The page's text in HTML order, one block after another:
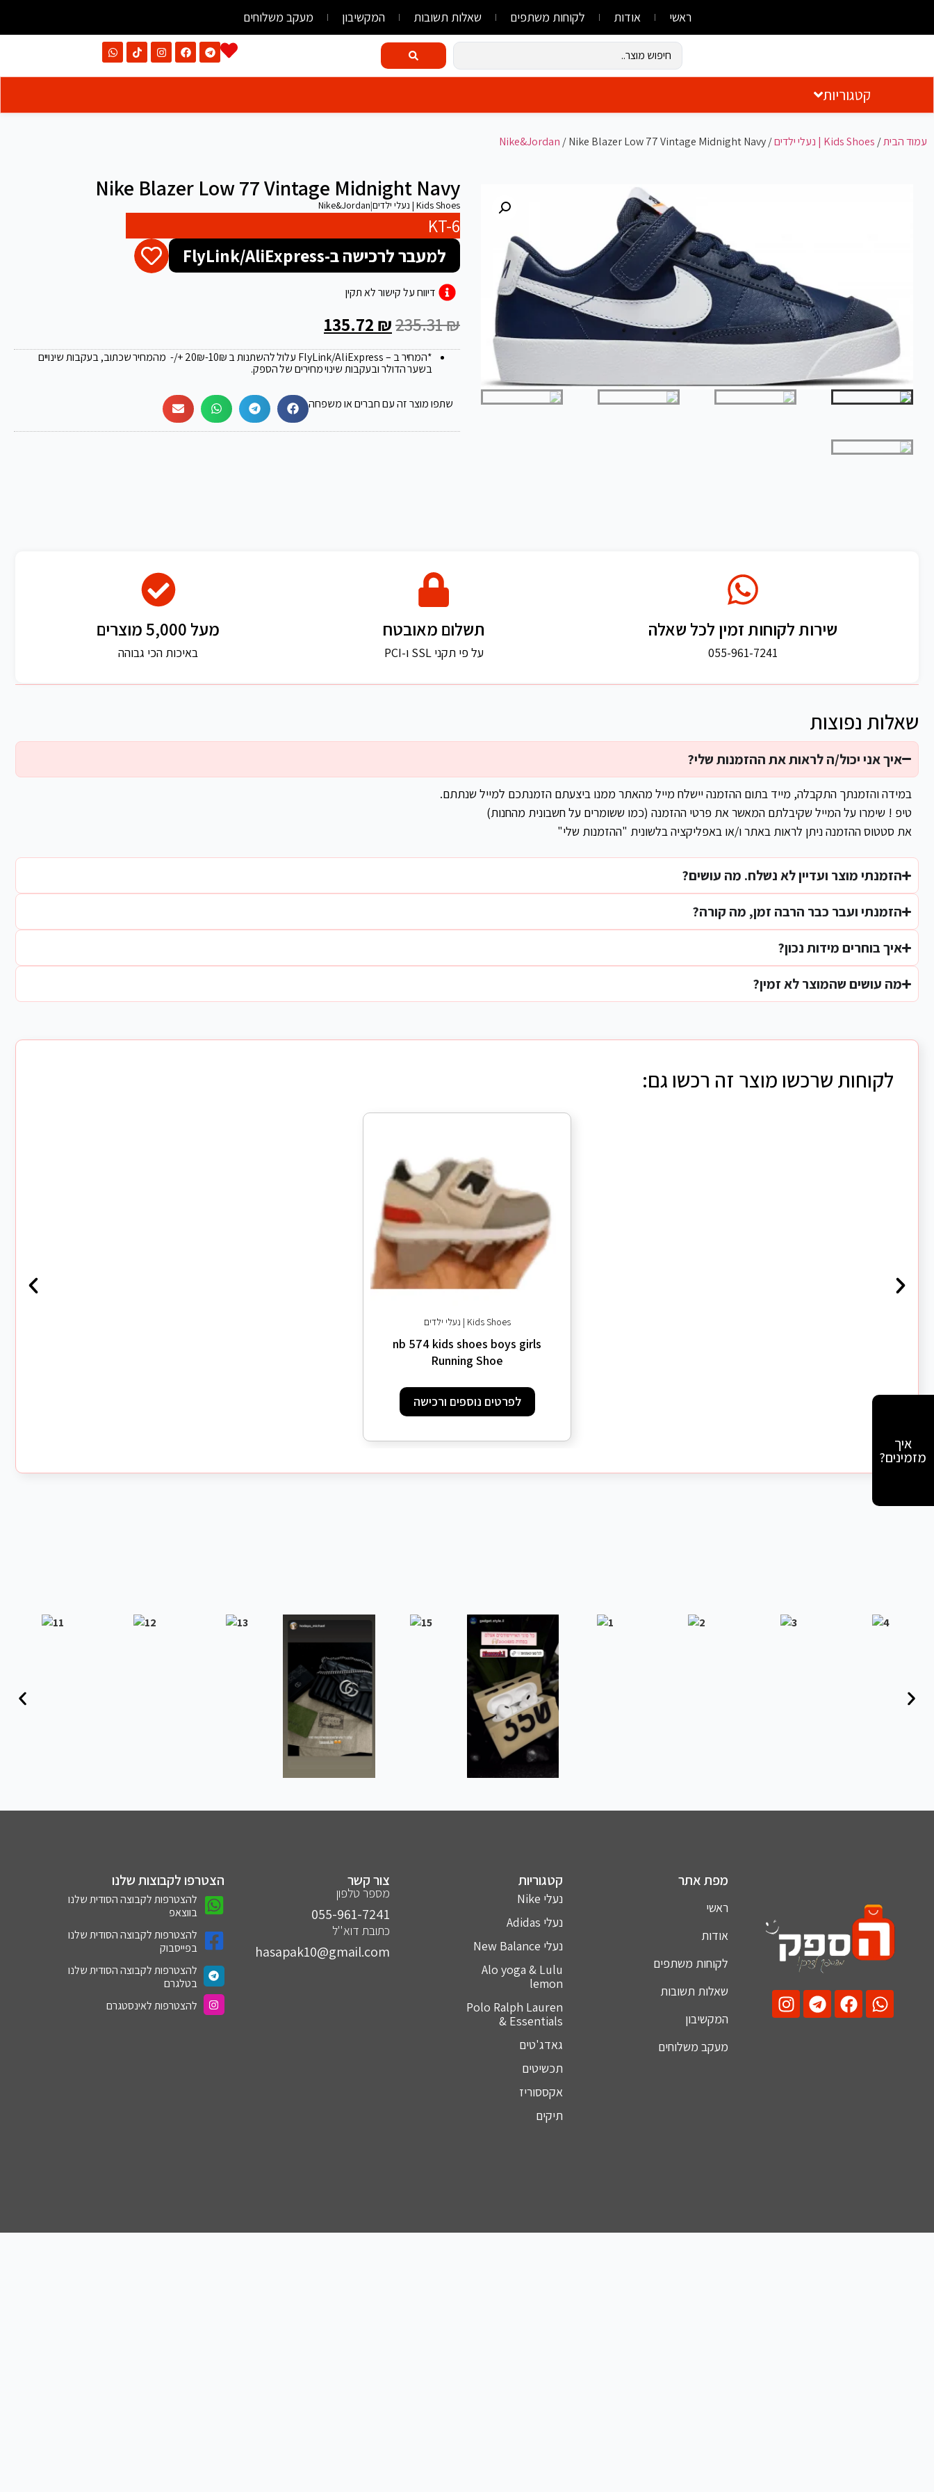
ראשי אודות לקוחות משתפים שאלות תשובות המקשיבון מעקב משלוחים
קטגוריות
עמוד הבית/ Kids Shoes | נעלי ילדים /
Nike&Jordan / Nike Blazer Low 77 Vintage Midnight Navy
Nike Blazer Low 77 Vintage Midnight Navy
Kids Shoes | נעלי ילדים |
Nike&Jordan
KT-6
למעבר לרכישה ב-FlyLink/AliExpress
דיווח על קישור לא תקין
235.31₪
135.72 ₪
*המחיר ב – FlyLink/AliExpress עלול להשתנות ב 20 ₪
-10₪ +/- מהמחיר שכתוב, בעקבות שינויים
בשער הדולר ובעקבות שינוי מחירים של הספק.
שתפו מוצר זה עם חברים או משפחה
איך אני יכול/ה לראות את ההזמנות שלי?
במידה והזמנתך התקבלה, מייד בתום ההזמנה יישלח מייל מהאתר ממנו ביצעתם הזמנתכם למייל שנתתם.
טיפ ! שימרו על המייל שקיבלתם המאשר את פרטי ההזמנה (כמו ששומרים על חשבונית מהחנות)
את סטטוס ההזמנה ניתן לראות באתר ו/או באפליקציה בלשונית "ההזמנות שלי"
הזמנתי מוצר ועדיין לא נשלח. מה עושים?
הזמנתי ועבר כבר הרבה זמן, מה קורה?
איך בוחרים מידות נכון?
מה עושים שהמוצר לא זמין?
שאלות נפוצות
מעל 5,000 מוצרים
באיכות הכי גבוהה
תשלום מאובטח
על פי תקני SSL ו-PCI
שירות לקוחות זמין לכל שאלה
055-961-7241
לקוחות שרכשו מוצר זה רכשו גם:
Kids Shoes | נעלי ילדים
nb 574 kids shoes boys girls
Running Shoe
לפרטים נוספים ורכישה
איך
מזמינים?
מפת אתר
ראשי
אודות
לקוחות משתפים
שאלות תשובות
המקשיבון
מעקב משלוחים
קטגוריות
נעלי Nike
נעלי Adidas
נעלי New Balance
Alo yoga & Lulu
lemon
Polo Ralph Lauren
& Essentials
גאדג'טים
תכשיטים
אקססוריז
תיקים
צור קשר
מספר טלפון
055-961-7241⁩
כתובת דוא''ל
hasapak10@gmail.com
הצטרפו לקבוצות שלנו
להצטרפות לקבוצה הסודית שלנו
בווצאפ
להצטרפות לקבוצה הסודית שלנו
בפייסבוק
להצטרפות לקבוצה הסודית שלנו
בטלגרם
להצטרפות לאינסטגרם